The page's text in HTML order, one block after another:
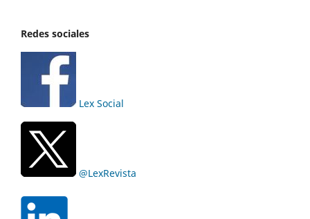
Redes sociales
Lex Social
@LexRevista